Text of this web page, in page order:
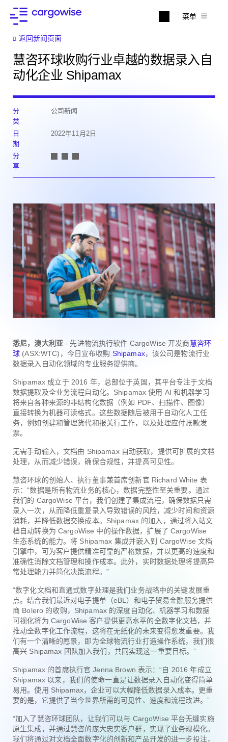
菜单
返回新闻页面
慧咨环球收购行业卓越的数据录入自
动化企业 Shipamax
分
类
公司新闻
日
期
2022年11月2日
分
享
悉尼，澳大利亚- 先进物流执行软件 CargoWise 开发商慧咨环
球 (ASX:WTC)，今日宣布收购 Shipamax，该公司是物流行业
数据录入自动化领域的专业服务提供商。
Shipamax 成立于 2016 年，总部位于英国，其平台专注于文档
数据提取及全业务流程自动化。Shipamax 使用 AI 和机器学习
将来自各种来源的非结构化数据（例如 PDF、扫描件、图像）
直接转换为机器可读格式。这些数据随后被用于自动化人工任
务，例如创建和管理货代和报关行工作，以及处理应付账款发
票。
无需手动输入，文档由 Shipamax 自动获取，提供可扩展的文档
处理，从而减少错误，确保合规性，并提高可见性。
慧咨环球的创始人、执行董事兼首席创新官 Richard White 表
示：“数据是所有物流业务的核心，数据完整性至关重要。通过
我们的 CargoWise 平台，我们创建了集成流程，确保数据只需
录入一次，从而降低重复录入导致错误的风险，减少时间和资源
消耗，并降低数据交换成本。Shipamax 的加入，通过将入站文
档自动转换为 CargoWise 中的操作数据，扩展了 CargoWise
生态系统的能力。将 Shipamax 集成并嵌入到 CargoWise 文档
引擎中，可为客户提供精准可靠的严格数据，并以更高的速度和
准确性消除文档管理和操作成本。此外，实时数据处理将提高异
常处理能力并简化决策流程。”
“数字化文档和直通式数字处理是我们业务战略中的关键发展重
点。结合我们最近对电子提单（eBL）和电子贸易金融服务提供
商 Bolero 的收购，Shipamax 的深度自动化、机器学习和数据
可视化将为 CargoWise 客户提供更高水平的全数字化文档，并
推动全数字化工作流程，这将在无纸化的未来变得愈发重要。我
们有一个清晰的愿景，即为全球物流行业打造操作系统，我们很
高兴 Shipamax 团队加入我们，共同实现这一重要目标。”
Shipamax 的首席执行官 Jenna Brown 表示：“自 2016 年成立
Shipamax 以来，我们的使命一直是让数据录入自动化变得简单
易用。使用 Shipamax，企业可以大幅降低数据录入成本。更重
要的是，它提供了当今世界所需的可见性、速度和流程改进。”
“加入了慧咨环球团队，让我们可以与 CargoWise 平台无缝实施
原生集成，并通过慧咨的庞大忠实客户群，实现了业务规模化。
我们将通过对文档全面数字化的创新和产品开发的进一步投注，